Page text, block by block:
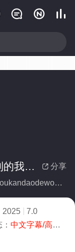
  
 分享
儿子朋友看到的我内裤内衣
别名：erzipengyoukandaodewoneikuneiyi
2025
7.0
中文字幕/高清